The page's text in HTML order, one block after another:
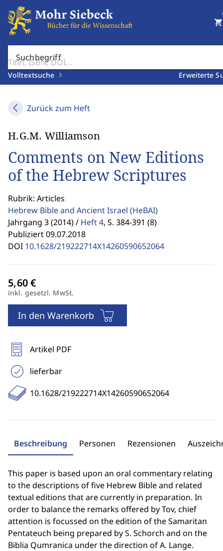
Suchbegriff
Volltextsuche Erweiterte
shopping_cart
Zurück zum Heft
H.G.M. Williamson
Comments on New Editions
of the Hebrew Scriptures
Rubrik: Articles
Hebrew Bible and Ancient Israel (HeBAI)
Jahrgang 3 (2014) / Heft 4, S. 384-391 (8)
Publiziert 09.07.2018
DOI 10.1628/219222714X14260590652064
inkl. gesetzl. MwSt.
In den Warenkorb
Artikel PDF
lieferbar
10.1628/219222714X14260590652064
Beschreibung Personen Rezensionen
This paper is based upon an oral commentary relating
to the descriptions of five Hebrew Bible and related
textual editions that are currently in preparation. In
order to balance the remarks offered by Tov, chief
attention is focussed on the edition of the Samaritan
Pentateuch being prepared by S. Schorch and on the
Biblia Qumranica under the direction of A. Lange.